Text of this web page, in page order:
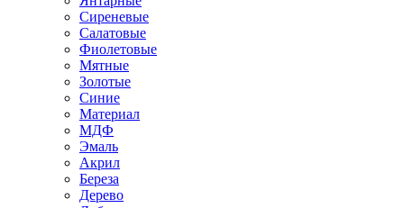
Сиреневые
Салатовые
Фиолетовые
Мятные
Золотые
Синие
Материал
МДФ
Эмаль
Акрил
Береза
Дерево